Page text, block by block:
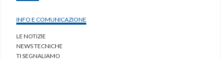
INFO E COMUNICAZIONE
LE NOTIZIE
NEWS TECNICHE
TI SEGNALIAMO